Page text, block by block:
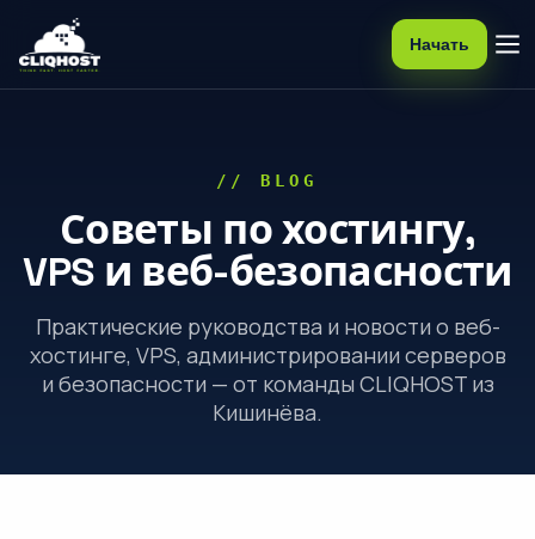
Начать
// BLOG
Советы по хостингу,
VPS и веб-безопасности
Практические руководства и новости о веб-
хостинге, VPS, администрировании серверов
и безопасности — от команды CLIQHOST из
Кишинёва.